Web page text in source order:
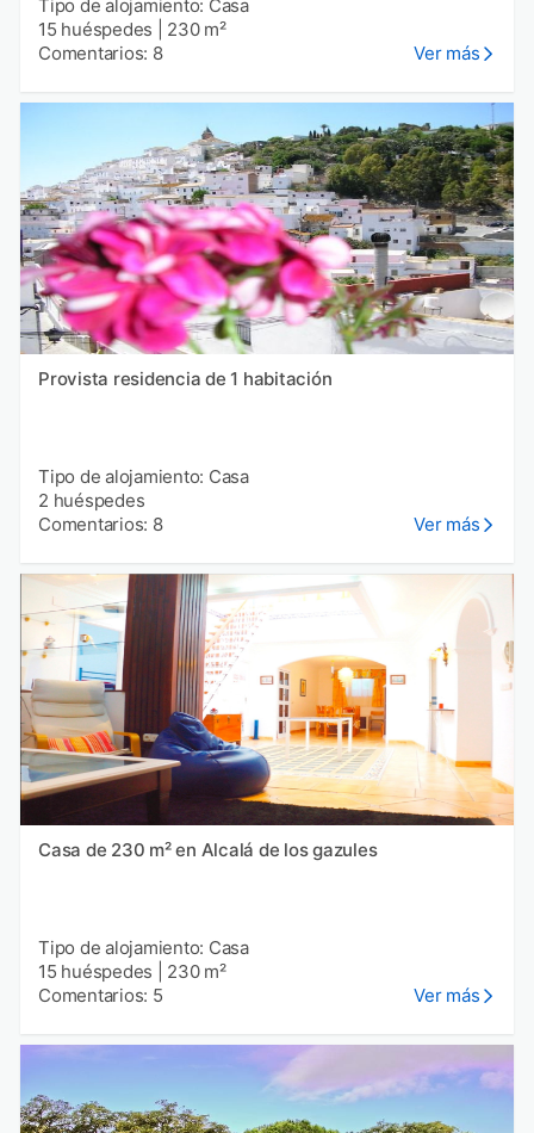
Tipo de alojamiento: Casa
15 huéspedes
230 m²
Comentarios: 8
Ver más
Provista residencia de 1 habitación
Tipo de alojamiento: Casa
2 huéspedes
Comentarios: 8
Ver más
Casa de 230 m² en Alcalá de los gazules
Tipo de alojamiento: Casa
15 huéspedes
230 m²
Comentarios: 5
Ver más